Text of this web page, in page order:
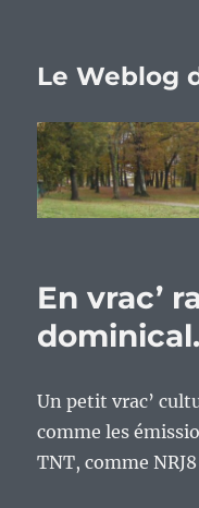
Le Weblog
En vrac’
dominical.
Un petit vrac’
comme les
TNT, comme